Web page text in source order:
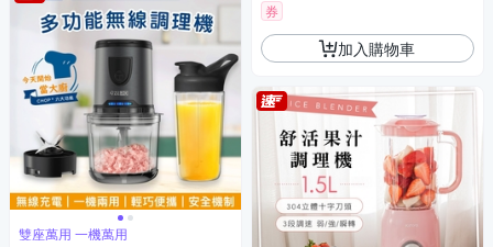
雙座萬用 一機萬用
券
加入購物車